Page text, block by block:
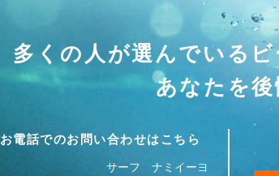
多くの人が選んでいる
あなたを後
お電話でのお問い合わせはこちら
サーフ ナミイーヨ